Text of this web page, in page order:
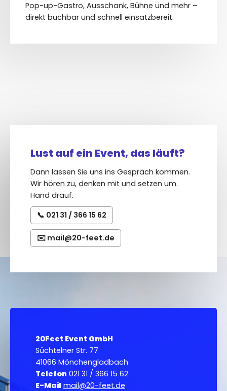
Pop-up-Gastro, Ausschank, Bühne und mehr –
direkt buchbar und schnell einsatzbereit.
Lust auf ein Event, das läuft?
Dann lassen Sie uns ins Gespräch kommen.
Wir hören zu, denken mit und setzen um.
Hand drauf.
021 31 / 366 15 62
mail@20-feet.de
20Feet Event GmbH
Süchtelner Str. 77
41066 Mönchengladbach
Telefon 021 31 / 366 15 62
E-Mail mail@20-feet.de